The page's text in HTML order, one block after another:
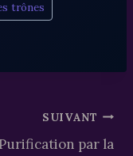
trônes
SUIVANT
Purification par la